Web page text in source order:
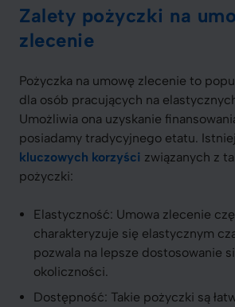
Zalety pożyczki na
zlecenie
Pożyczka na umowę zlecenie to
dla osób pracujących na
Umożliwia ona uzyskanie
posiadamy tradycyjnego etatu.
kluczowych korzyści związanych z
pożyczki:
Elastyczność: Umowa zlecenie
charakteryzuje się elastycznym
pozwala na lepsze dostosowanie
okoliczności.
Dostępność: Takie pożyczki są